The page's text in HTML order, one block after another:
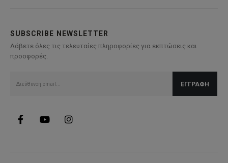
SUBSCRIBE NEWSLETTER
Λάβετε όλες τις τελευταίες πληροφορίες για εκπτώσεις και
προσφορές.